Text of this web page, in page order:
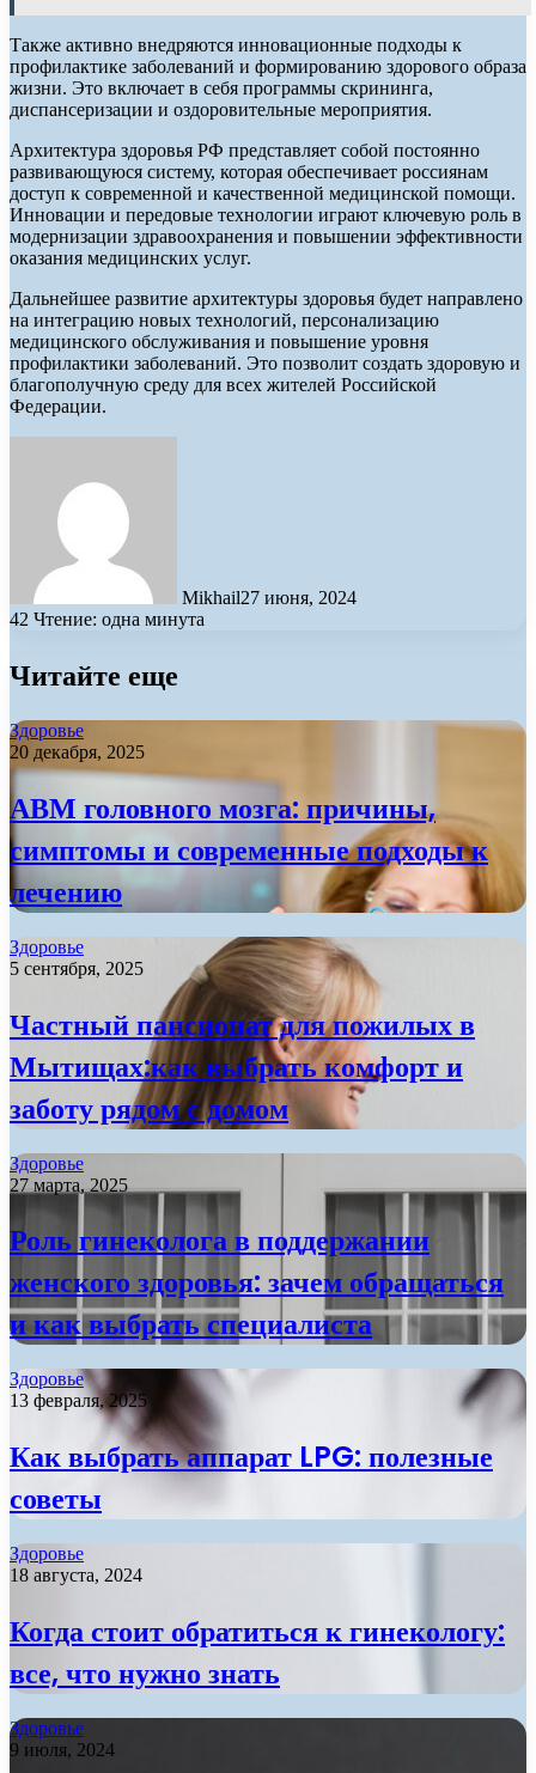
Также активно внедряются инновационные подходы к
профилактике заболеваний и формированию здорового образа
жизни. Это включает в себя программы скрининга,
диспансеризации и оздоровительные мероприятия.
Архитектура здоровья РФ представляет собой постоянно
развивающуюся систему, которая обеспечивает россиянам
доступ к современной и качественной медицинской помощи.
Инновации и передовые технологии играют ключевую роль в
модернизации здравоохранения и повышении эффективности
оказания медицинских услуг.
Дальнейшее развитие архитектуры здоровья будет направлено
на интеграцию новых технологий, персонализацию
медицинского обслуживания и повышение уровня
профилактики заболеваний. Это позволит создать здоровую и
благополучную среду для всех жителей Российской
Федерации.
Mikhail27 июня, 2024
42 Чтение: одна минута
Читайте еще
Здоровье
20 декабря, 2025
АВМ головного мозга: причины,
симптомы и современные подходы к
лечению
Здоровье
5 сентября, 2025
Частный пансионат для пожилых в
Мытищах:как выбрать комфорт и
заботу рядом с домом
Здоровье
27 марта, 2025
Роль гинеколога в поддержании
женского здоровья: зачем обращаться
и как выбрать специалиста
Здоровье
13 февраля, 2025
Как выбрать аппарат LPG: полезные
советы
Здоровье
18 августа, 2024
Когда стоит обратиться к гинекологу:
все, что нужно знать
Здоровье
9 июля, 2024